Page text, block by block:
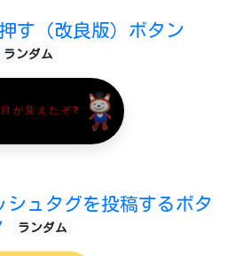
す（改良版）ボタン
ランダム
が見えたぞ?
シュタグを投稿するボタ
ランダム